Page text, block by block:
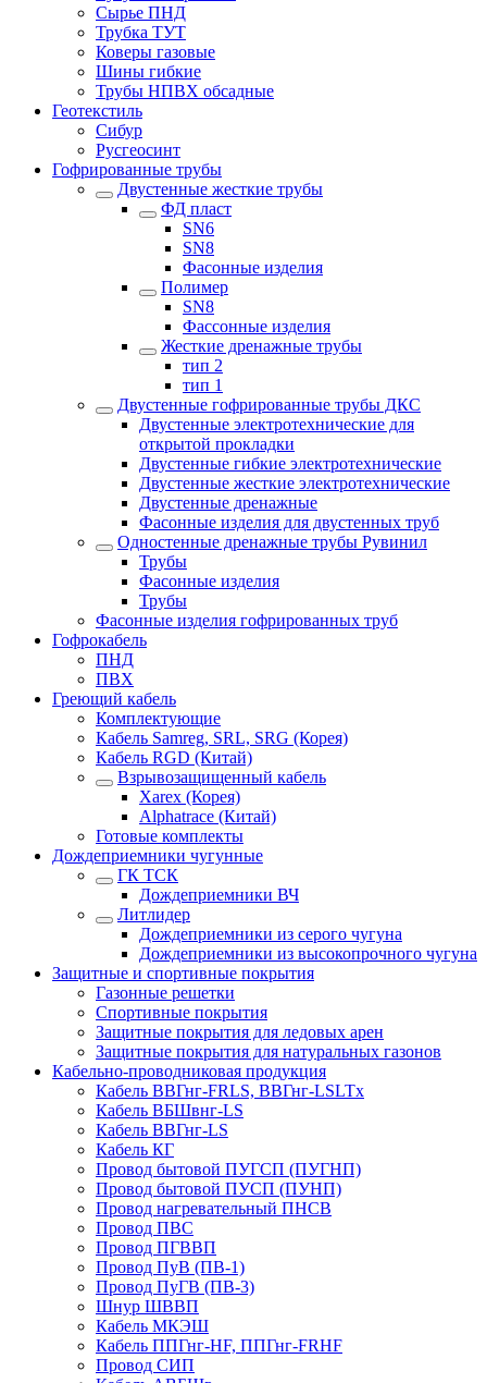
Сырье ПНД
Трубка ТУТ
Коверы газовые
Шины гибкие
Трубы НПВХ обсадные
Геотекстиль
Сибур
Русгеосинт
Гофрированные трубы
Двустенные жесткие трубы
ФД пласт
SN6
SN8
Фасонные изделия
Полимер
SN8
Фассонные изделия
Жесткие дренажные трубы
тип 2
тип 1
Двустенные гофрированные трубы ДКС
Двустенные электротехнические для
открытой прокладки
Двустенные гибкие электротехнические
Двустенные жесткие электротехнические
Двустенные дренажные
Фасонные изделия для двустенных труб
Одностенные дренажные трубы Рувинил
Трубы
Фасонные изделия
Трубы
Фасонные изделия гофрированных труб
Гофрокабель
ПНД
ПВХ
Греющий кабель
Комплектующие
Кабель Samreg, SRL, SRG (Корея)
Кабель RGD (Китай)
Взрывозащищенный кабель
Xarex (Корея)
Alphatrace (Китай)
Готовые комплекты
Дождеприемники чугунные
ГК ТСК
Дождеприемники ВЧ
Литлидер
Дождеприемники из серого чугуна
Дождеприемники из высокопрочного чугуна
Защитные и спортивные покрытия
Газонные решетки
Спортивные покрытия
Защитные покрытия для ледовых арен
Защитные покрытия для натуральных газонов
Кабельно-проводниковая продукция
Кабель ВВГнг-FRLS, ВВГнг-LSLTx
Кабель ВБШвнг-LS
Кабель ВВГнг-LS
Кабель КГ
Провод бытовой ПУГСП (ПУГНП)
Провод бытовой ПУСП (ПУНП)
Провод нагревательный ПНСВ
Провод ПВС
Провод ПГВВП
Провод ПуВ (ПВ-1)
Провод ПуГВ (ПВ-3)
Шнур ШВВП
Кабель МКЭШ
Кабель ППГнг-HF, ППГнг-FRHF
Провод СИП